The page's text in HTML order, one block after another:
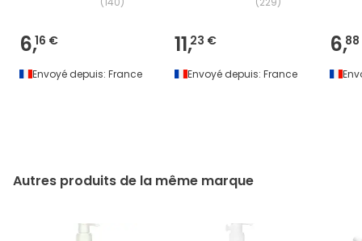
6,16 €
Envoyé depuis: France
11,23 €
Envoyé depuis: France
6,
Autres produits de la même marque